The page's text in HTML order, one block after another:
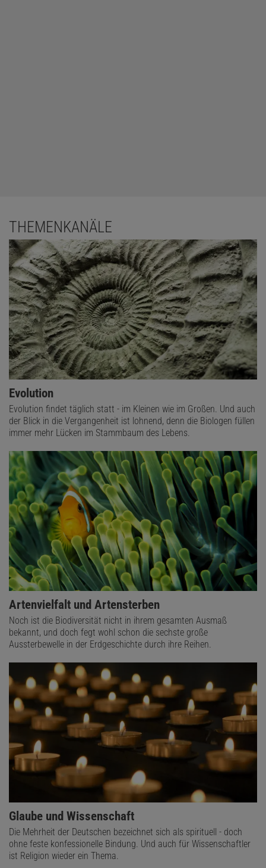
THEMENKANÄLE
Evolution
Evolution findet täglich statt - im Kleinen wie im Großen. Und auch
der Blick in die Vergangenheit ist lohnend, denn die Biologen füllen
immer mehr Lücken im Stammbaum des Lebens.
Artenvielfalt und Artensterben
Noch ist die Biodiversität nicht in ihrem gesamten Ausmaß
bekannt, und doch fegt wohl schon die sechste große
Aussterbewelle in der Erdgeschichte durch ihre Reihen.
Glaube und Wissenschaft
Die Mehrheit der Deutschen bezeichnet sich als spirituell - doch
ohne feste konfessionelle Bindung. Und auch für Wissenschaftler
ist Religion wieder ein Thema.